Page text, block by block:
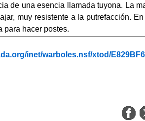
de una esencia llamada tuyona. La
muy resistente a la putrefacción.
para hacer postes.
inet/warboles.nsf/xtod/